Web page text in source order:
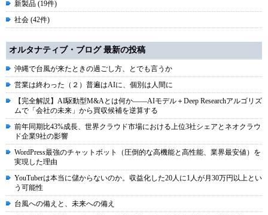
新製品 (19件)
社会 (42件)
オルタナティブ・ブログ 最新の投稿
沖縄で台風が来たときの過ごし方、とでも言うか
営業は終わった（２）普遍はAIに、個別は人間に
【完全解説】AI駆動型M&Aとは何か――AIモデル＋Deep Researchアルゴリズ
ムで「会社の未来」から買収候補を逆算する
前年同期比43%成長、世界クラウド市場における上位3社シェアとネオクラウ
ド企業9社の影響
WordPress最強のチャットボット（圧倒的な高機能と高性能、業界最安値）を
実現した理由
YouTuberは本当に儲からないのか。収益化した20人に1人が月30万円以上とい
う可能性
台風への備えと、未来への備え